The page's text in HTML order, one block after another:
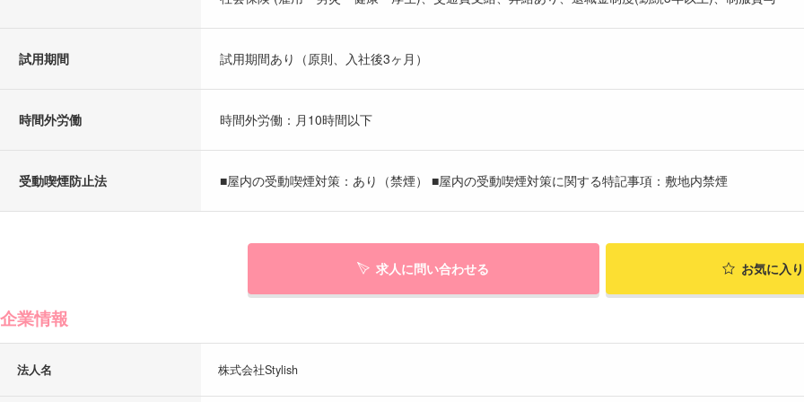
試用期間 試用期間あり（原則、入社後3ヶ月）
時間外労働 時間外労働：月10時間以下
受動喫煙防止法 ■屋内の受動喫煙対策：あり（禁煙） ■屋内の受動喫煙対策に関する特記事項：敷地内禁煙
求人に問い合わせる お気に入
企業情報
法人名 株式会社Stylish